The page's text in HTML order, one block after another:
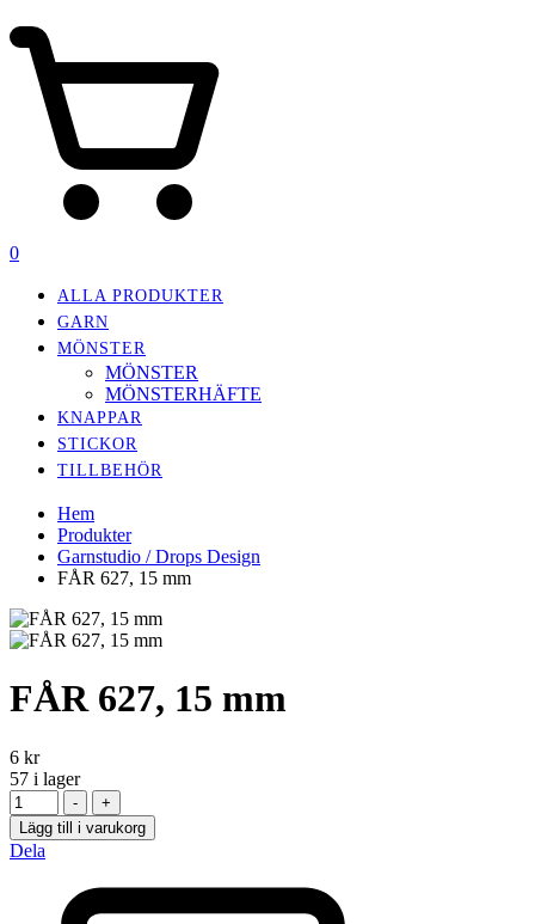
0
ALLA PRODUKTER
GARN
MÖNSTER
MÖNSTER
MÖNSTERHÄFTE
KNAPPAR
STICKOR
TILLBEHÖR
Hem
Produkter
Garnstudio / Drops Design
FÅR 627, 15 mm
FÅR 627, 15 mm
6 kr
57 i lager
Antal
-
+
Lägg till i varukorg
Dela